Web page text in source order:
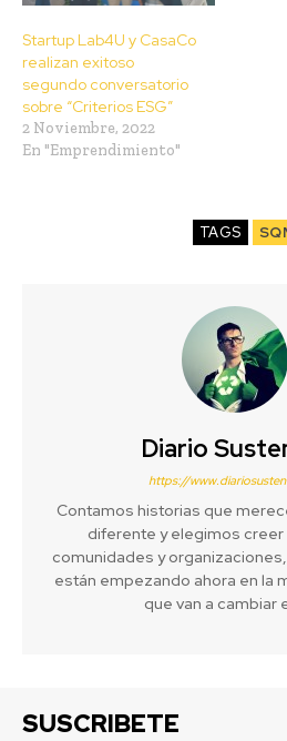
Startup Lab4U y CasaCo
realizan exitoso
segundo conversatorio
sobre “Criterios ESG”
2 Noviembre, 2022
En "Emprendimiento"
TAGS
Diario
https://
Contamos historias que
diferente y elegimos creer
comunidades y
están empezando ahora en la
que van a cambiar
SUSCRIBETE